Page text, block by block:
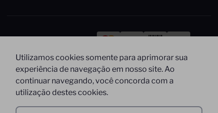
Utilizamos cookies somente para aprimorar sua
experiência de navegação em nosso site. Ao
continuar navegando, você concorda com a
utilização destes cookies.
Segurança